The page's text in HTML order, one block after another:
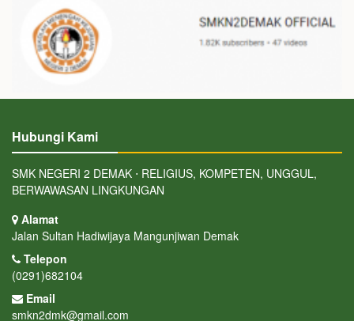
Hubungi Kami
SMK NEGERI 2 DEMAK ⋅ RELIGIUS, KOMPETEN, UNGGUL,
BERWAWASAN LINGKUNGAN
Alamat
Jalan Sultan Hadiwijaya Mangunjiwan Demak
Telepon
(0291)682104
Email
smkn2dmk@gmail.com